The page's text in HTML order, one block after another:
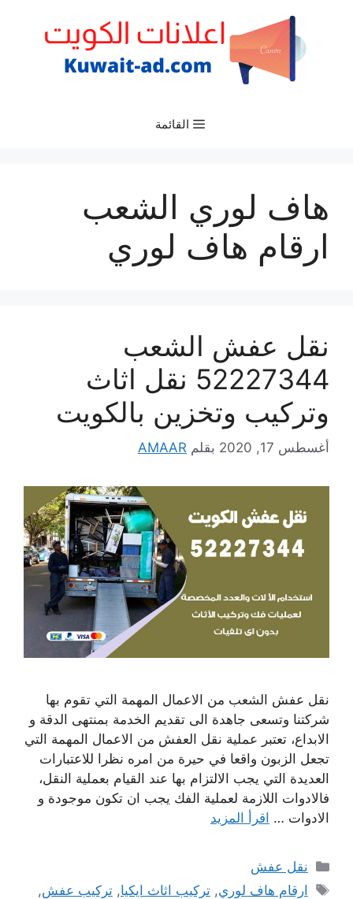
القائمة
هاف لوري الشعب
ارقام هاف لوري
نقل عفش الشعب
52227344 نقل اثاث
وتركيب وتخزين بالكويت
أغسطس 17, 2020 بقلم AMAAR
نقل عفش الشعب من الاعمال المهمة التي تقوم بها
شركتنا وتسعى جاهدة الى تقديم الخدمة بمنتهى الدقة و
الابداع، تعتبر عملية نقل العفش من الاعمال المهمة التي
تجعل الزبون واقعا في حيرة من امره نظرا للاعتبارات
العديدة التي يجب الالتزام بها عند القيام بعملية النقل،
فالادوات اللازمة لعملية الفك يجب ان تكون موجودة و
الادوات … اقرأ المزيد
التصنيفات
نقل عفش
الوسوم
ارقام هاف لوري,تركيب اثاث ايكيا,تركيب عفش,